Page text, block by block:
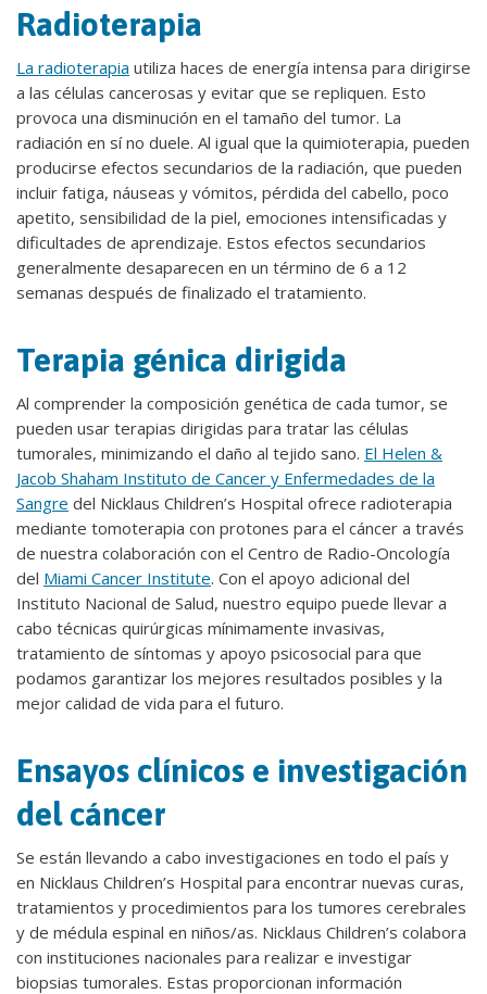
Radioterapia
La radioterapia utiliza haces de energía intensa para dirigirse
a las células cancerosas y evitar que se repliquen. Esto
provoca una disminución en el tamaño del tumor. La
radiación en sí no duele. Al igual que la quimioterapia, pueden
producirse efectos secundarios de la radiación, que pueden
incluir fatiga, náuseas y vómitos, pérdida del cabello, poco
apetito, sensibilidad de la piel, emociones intensificadas y
dificultades de aprendizaje. Estos efectos secundarios
generalmente desaparecen en un término de 6 a 12
semanas después de finalizado el tratamiento.
Terapia génica dirigida
Al comprender la composición genética de cada tumor, se
pueden usar terapias dirigidas para tratar las células
tumorales, minimizando el daño al tejido sano. El Helen &
Jacob Shaham Instituto de Cancer y Enfermedades de la
Sangre del Nicklaus Children’s Hospital ofrece radioterapia
mediante tomoterapia con protones para el cáncer a través
de nuestra colaboración con el Centro de Radio-Oncología
del Miami Cancer Institute. Con el apoyo adicional del
Instituto Nacional de Salud, nuestro equipo puede llevar a
cabo técnicas quirúrgicas mínimamente invasivas,
tratamiento de síntomas y apoyo psicosocial para que
podamos garantizar los mejores resultados posibles y la
mejor calidad de vida para el futuro.
Ensayos clínicos e investigación
del cáncer
Se están llevando a cabo investigaciones en todo el país y
en Nicklaus Children’s Hospital para encontrar nuevas curas,
tratamientos y procedimientos para los tumores cerebrales
y de médula espinal en niños/as. Nicklaus Children’s colabora
con instituciones nacionales para realizar e investigar
biopsias tumorales. Estas proporcionan información